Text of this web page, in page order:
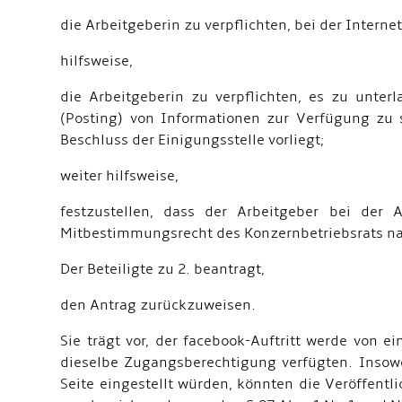
die Arbeitgeberin zu verpflichten, bei der
hilfsweise,
die Arbeitgeberin zu verpflichten, es zu
(Posting) von Informationen zur Verfügung
Beschluss der Einigungsstelle vorliegt;
weiter hilfsweise,
festzustellen, dass der Arbeitgeber bei der
Mitbestimmungsrecht des Konzernbetriebsrats
Der Beteiligte zu 2. beantragt,
den Antrag zurückzuweisen.
Sie trägt vor, der facebook-Auftritt werde von
dieselbe Zugangsberechtigung verfügten.
Seite eingestellt würden, könnten die